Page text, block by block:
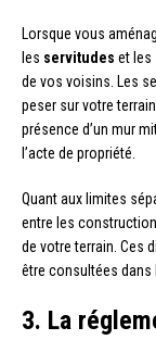
Lorsque vous
les servitudes et les
de vos voisins. Les
peser sur votre
présence d’un mur
l’acte de propriété.
Quant aux limites
entre les
de votre terrain. Ces
être consultées dans
3. La